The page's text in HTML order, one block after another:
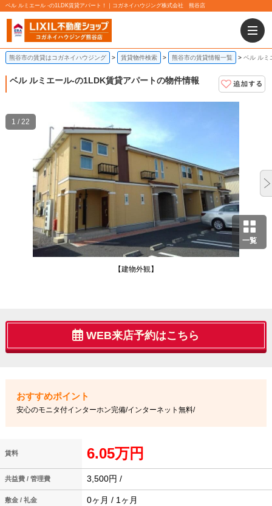
ベル ルミエール -の1LDK賃貸アパート！｜コガネイハウジング株式会社 熊谷店
熊谷市の賃貸はコガネイハウジング 賃貸物件検索 熊谷市の賃貸情報一覧 ベル ルミ
ベル ルミエール-の1LDK賃貸アパートの物件情報
一覧
【建物外観】
1 / 22
WEB来店予約はこちら
安心のモニタ付インターホン完備/インターネット無料/
賃料 6.05万円
共益費 / 管理費 3,500円 /
敷金 / 礼金 0ヶ月 / 1ヶ月